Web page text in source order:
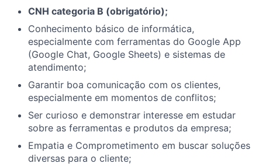
CNH categoria B (obrigatório);
Conhecimento básico de informática,
especialmente com ferramentas do Google App
(Google Chat, Google Sheets) e sistemas de
atendimento;
Garantir boa comunicação com os clientes,
especialmente em momentos de conflitos;
Ser curioso e demonstrar interesse em estudar
sobre as ferramentas e produtos da empresa;
Empatia e Comprometimento em buscar soluções
diversas para o cliente;